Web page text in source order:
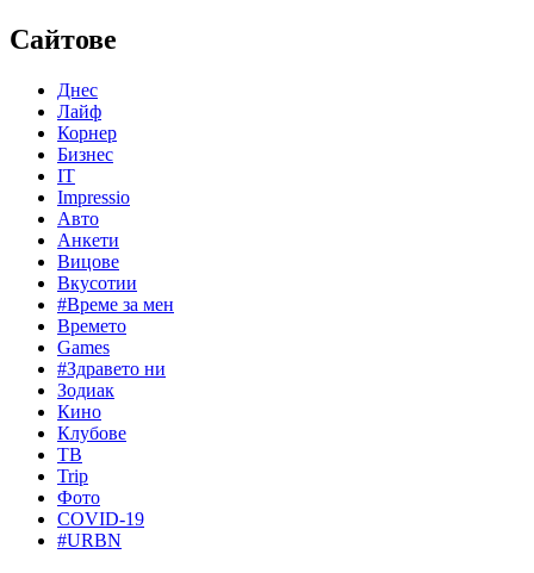
Сайтове
Днес
Лайф
Корнер
Бизнес
IT
Impressio
Авто
Анкети
Вицове
Вкусотии
#Време за мен
Времето
Games
#Здравето ни
Зодиак
Кино
Клубове
ТВ
Trip
Фото
COVID-19
#URBN